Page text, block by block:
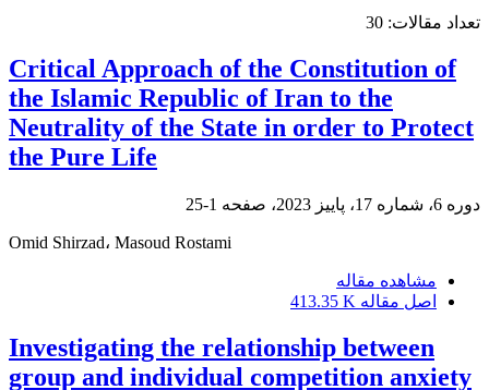
تعداد مقالات: 30
Critical Approach of the Constitution of
the Islamic Republic of Iran to the
Neutrality of the State in order to Protect
the Pure Life
دوره 6، شماره 17، پاییز 2023، صفحه 1-25
Omid Shirzad، Masoud Rostami
مشاهده مقاله
اصل مقاله 413.35 K
Investigating the relationship between
group and individual competition anxiety